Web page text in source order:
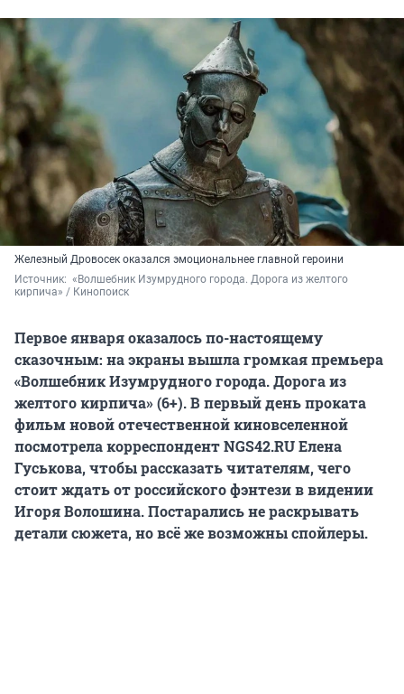
Железный Дровосек оказался эмоциональнее главной героини
Источник: «Волшебник Изумрудного города. Дорога из желтого
кирпича» / Кинопоиск
Первое января оказалось по-настоящему
сказочным: на экраны вышла громкая премьера
«Волшебник Изумрудного города. Дорога из
желтого кирпича» (6+). В первый день проката
фильм новой отечественной киновселенной
посмотрела корреспондент NGS42.RU Елена
Гуськова, чтобы рассказать читателям, чего
стоит ждать от российского фэнтези в видении
Игоря Волошина. Постарались не раскрывать
детали сюжета, но всё же возможны спойлеры.